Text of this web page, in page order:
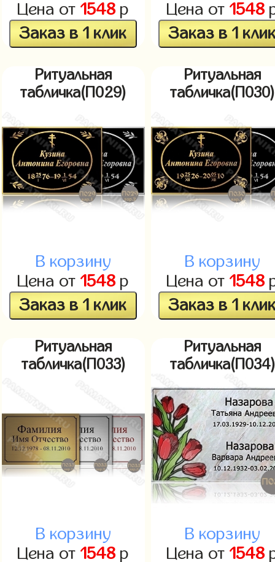
Цена от 1548 р
Заказ в 1 клик
Цена от 1548
Заказ в 1
Ритуальная
табличка(П029)
В корзину
Цена от 1548 р
Заказ в 1 клик
Ритуальная
табличка(П030)
В корзину
Цена от 1548
Заказ в 1
Ритуальная
табличка(П033)
В корзину
Цена от 1548 р
Ритуальная
табличка(П034)
В корзину
Цена от 1548